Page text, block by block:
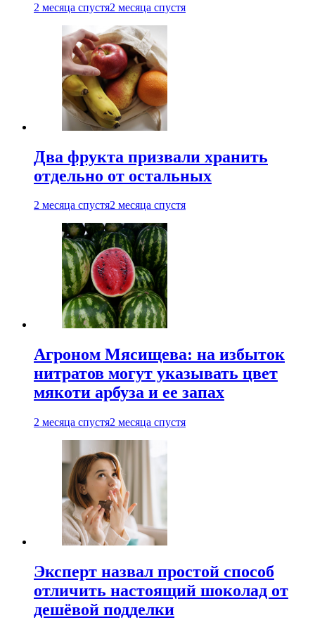
2 месяца спустя2 месяца спустя
Два фрукта призвали хранить
отдельно от остальных
2 месяца спустя2 месяца спустя
Агроном Мясищева: на избыток
нитратов могут указывать цвет
мякоти арбуза и ее запах
2 месяца спустя2 месяца спустя
Эксперт назвал простой способ
отличить настоящий шоколад от
дешёвой подделки